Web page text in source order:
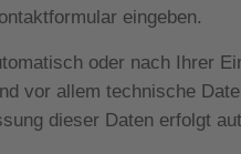
eingeben.
oder nach Ihrer
vor allem technische
dieser Daten erfolgt